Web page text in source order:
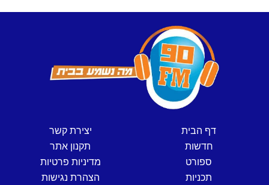
דף הבית
חדשות
ספורט
תכניות
יצירת קשר
תקנון אתר
מדיניות פרטיות
הצהרת נגישות